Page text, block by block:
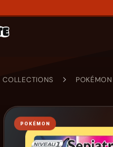
COLLECTIONS POKÉMON
POKÉMON